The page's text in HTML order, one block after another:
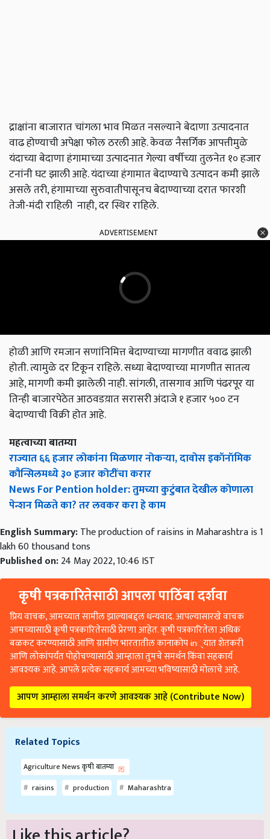
द्राक्षांना बाजारात चांगला भाव मिळत नसल्याने बेदाणा उत्पादनात
वाढ होण्याची अपेक्षा फोल ठरली आहे. केवळ नैसर्गिक आपत्तीमुळे
यंदाच्या बेदाणा हंगामाच्या उत्पादनात गेल्या वर्षीच्या तुलनेत १० हजार
टनांनी घट झाली आहे.यंदाच्या हंगामात बेदाण्याचे उत्पादन कमी झाले
असले तरी, हंगामाच्या सुरुवातीपासूनच बेदाण्याच्या दरात फारशी
तेजी-मंदी राहिली नाही, दर स्थिर राहिले.
ADVERTISEMENT
होळी आणि रमजान सणांनिमित्त बेदाण्याच्या मागणीत ववाढ झाली
होती. त्यामुळे दर टिकून राहिले. सध्या बेदाण्याच्या मागणीत सातत्य
आहे, मागणी कमी झालेली नाही. सांगली, तासगाव आणि पंढरपूर या
तिन्ही बाजारपेठेत आठवडय़ात सरासरी अंदाजे १ हजार ५०० टन
बेदाण्याची विक्री होत आहे.
महत्वाच्या बातम्या
राज्यात ६६ हजार लोकांना मिळणार नोकऱ्या, दावोस इकॉनॉमिक
कौन्सिलमध्ये ३० हजार कोटींचा करार
News For Pention holder: तुमच्या कुटुंबात देखील कोणाला
पेन्शन मिळते का? तर लवकर करा हे काम
English Summary:The production of raisins in Maharashtra is 1
lakh 60 thousand tons
Published on:24 May 2022, 10:46 IST
कृषी पत्रकारितेसाठी आपला पाठिंबा दर्शवा
प्रिय वाचक, आमच्यात सामील झाल्याबद्दल धन्यवाद. आपल्यासारखे वाचक
आमच्यासाठी कृषी पत्रकारितेसाठी प्रेरणा आहेत. कृषी पत्रकारितेला अधिक
बळकट करण्यासाठी आणि ग्रामीण भारतातील कानाकोप in्यात शेतकरी
आणि लोकांपर्यंत पोहोचण्यासाठी आम्हाला तुमचे समर्थन किंवा सहकार्य
आवश्यक आहे. आपले प्रत्येक सहकार्य आमच्या भविष्यासाठी मोलाचे आहे.
आपण आम्हाला समर्थन करणे आवश्यक आहे (Contribute Now)
Related Topics
Agriculture News कृषी बातम्या
raisins
production Maharashtra